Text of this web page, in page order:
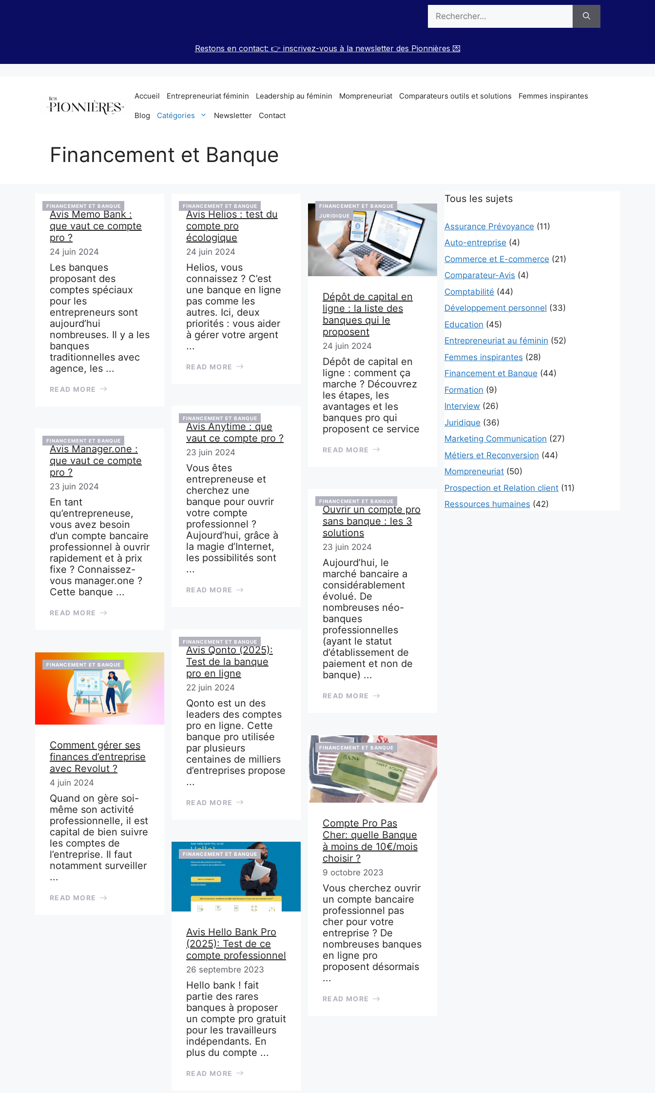
Restons en contact: 👉 inscrivez-vous à la newsletter des Pionnières 💌
Accueil Entrepreneuriat féminin Leadership au féminin Mompreneuriat Comparateurs outils et solutions Femmes inspirantes
Blog Catégories Newsletter Contact
Financement et Banque
FINANCEMENT ET BANQUE
Avis Memo Bank :
que vaut ce compte
pro ?
24 juin 2024
Les banques
proposant des
comptes spéciaux
pour les
entrepreneurs sont
aujourd’hui
nombreuses. Il y a les
banques
traditionnelles avec
agence, les ...
READ MORE
FINANCEMENT ET BANQUE
Avis Helios : test du
compte pro
écologique
24 juin 2024
Helios, vous
connaissez ? C’est
une banque en ligne
pas comme les
autres. Ici, deux
priorités : vous aider
à gérer votre argent
...
READ MORE
FINANCEMENT ET BANQUE
JURIDIQUE
Dépôt de capital en
ligne : la liste des
banques qui le
proposent
24 juin 2024
Dépôt de capital en
ligne : comment ça
marche ? Découvrez
les étapes, les
avantages et les
banques pro qui
proposent ce service
READ MORE
FINANCEMENT ET BANQUE
Avis Anytime : que
vaut ce compte pro ?
23 juin 2024
Vous êtes
entrepreneuse et
cherchez une
banque pour ouvrir
votre compte
professionnel ?
Aujourd’hui, grâce à
la magie d’Internet,
les possibilités sont
...
READ MORE
FINANCEMENT ET BANQUE
Avis Manager.one :
que vaut ce compte
pro ?
23 juin 2024
En tant
qu’entrepreneuse,
vous avez besoin
d’un compte bancaire
professionnel à ouvrir
rapidement et à prix
fixe ? Connaissez-
vous manager.one ?
Cette banque ...
READ MORE
FINANCEMENT ET BANQUE
Ouvrir un compte pro
sans banque : les 3
solutions
23 juin 2024
Aujourd’hui, le
marché bancaire a
considérablement
évolué. De
nombreuses néo-
banques
professionnelles
(ayant le statut
d’établissement de
paiement et non de
banque) ...
READ MORE
FINANCEMENT ET BANQUE
Avis Qonto (2025):
Test de la banque
pro en ligne
22 juin 2024
Qonto est un des
leaders des comptes
pro en ligne. Cette
banque pro utilisée
par plusieurs
centaines de milliers
d’entreprises propose
...
READ MORE
FINANCEMENT ET BANQUE
Comment gérer ses
finances d’entreprise
avec Revolut ?
4 juin 2024
Quand on gère soi-
même son activité
professionnelle, il est
capital de bien suivre
les comptes de
l’entreprise. Il faut
notamment surveiller
...
READ MORE
FINANCEMENT ET BANQUE
Compte Pro Pas
Cher: quelle Banque
à moins de 10€/mois
choisir ?
9 octobre 2023
Vous cherchez ouvrir
un compte bancaire
professionnel pas
cher pour votre
entreprise ? De
nombreuses banques
en ligne pro
proposent désormais
...
READ MORE
FINANCEMENT ET BANQUE
Avis Hello Bank Pro
(2025): Test de ce
compte professionnel
26 septembre 2023
Hello bank ! fait
partie des rares
banques à proposer
un compte pro gratuit
pour les travailleurs
indépendants. En
plus du compte ...
READ MORE
Tous les sujets
Assurance Prévoyance (11)
Auto-entreprise (4)
Commerce et E-commerce (21)
Comparateur-Avis (4)
Comptabilité (44)
Développement personnel (33)
Education (45)
Entrepreneuriat au féminin (52)
Femmes inspirantes (28)
Financement et Banque (44)
Formation (9)
Interview (26)
Juridique (36)
Marketing Communication (27)
Métiers et Reconversion (44)
Mompreneuriat (50)
Prospection et Relation client (11)
Ressources humaines (42)